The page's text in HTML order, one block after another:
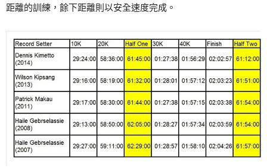
距離的訓練，餘下距離則以安全速度完成。